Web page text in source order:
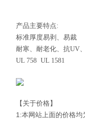
产品主要特点:
标准厚度易剥、易裁
耐寒、 耐老化、 抗UV
UL 758 UL 1581
【关于价格】
1:本网站上面的价格